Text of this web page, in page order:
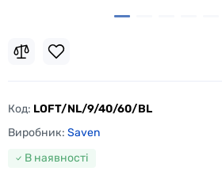
Код: LOFT/NL/9/40/60/BL
Виробник: Saven
В наявності